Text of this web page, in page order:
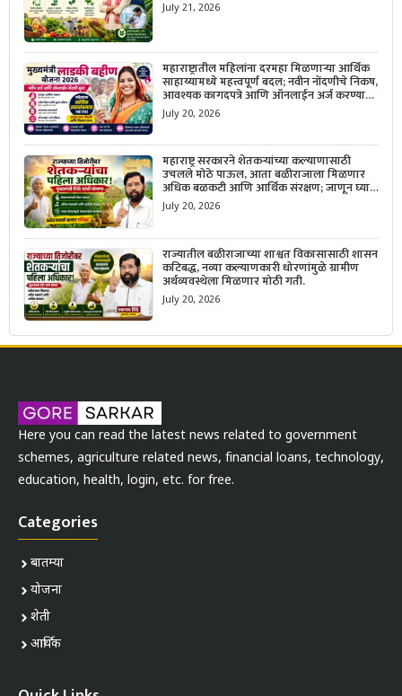
July 21, 2026
महाराष्ट्रातील महिलांना दरमहा मिळणाऱ्या आर्थिक
साहाय्यामध्ये महत्त्वपूर्ण बदल; नवीन नोंदणीचे निकष,
आवश्यक कागदपत्रे आणि ऑनलाईन अर्ज करण्याची
सोपी प्रक्रिया जाणून घ्या.
July 20, 2026
महाराष्ट्र सरकारने शेतकऱ्यांच्या कल्याणासाठी
उचलले मोठे पाऊल, आता बळीराजाला मिळणार
अधिक बळकटी आणि आर्थिक संरक्षण; जाणून घ्या
सरकारचा नवा संकल्प.
July 20, 2026
राज्यातील बळीराजाच्या शाश्वत विकासासाठी शासन
कटिबद्ध, नव्या कल्याणकारी धोरणांमुळे ग्रामीण
अर्थव्यवस्थेला मिळणार मोठी गती.
July 20, 2026
Here you can read the latest news related to government
schemes, agriculture related news, financial loans, technology,
education, health, login, etc. for free.
Categories
बातम्या
योजना
शेती
आर्थिक